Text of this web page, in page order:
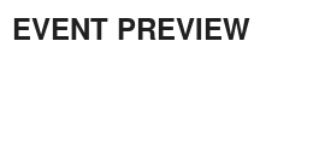
EVENT PREVIEW